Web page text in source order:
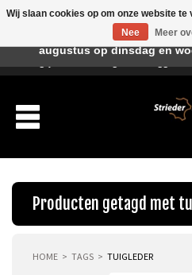
Producten getagd met
HOME TAGS TUIGLEDER
Wij slaan cookies op om onze website
Nee
Meer
Beste klant, I.v.m. de
augustus op dinsdag en